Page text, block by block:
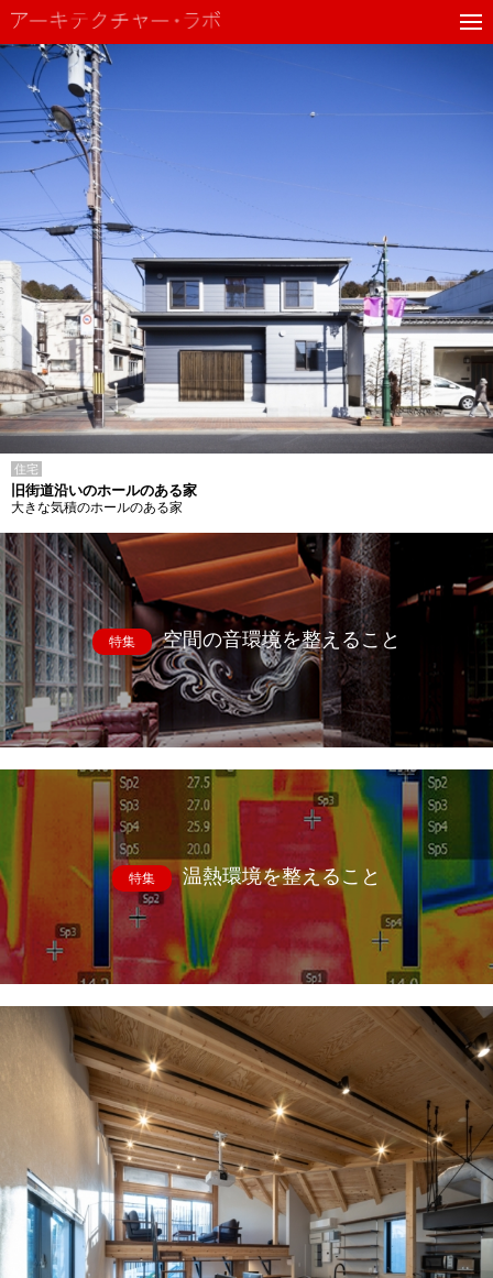
住宅
旧街道沿いのホールのある家
大きな気積のホールのある家
特集 空間の音環境を整えること
特集 温熱環境を整えること